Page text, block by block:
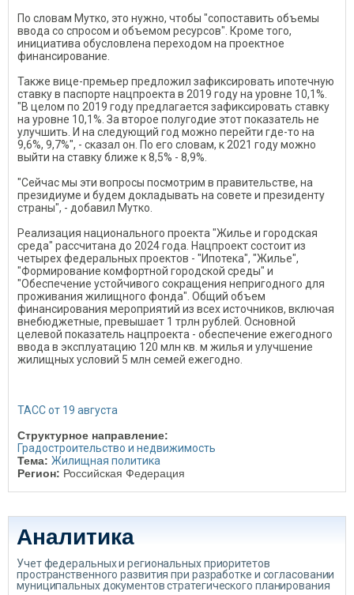
По словам Мутко, это нужно, чтобы "сопоставить объемы
ввода со спросом и объемом ресурсов". Кроме того,
инициатива обусловлена переходом на проектное
финансирование.
Также вице-премьер предложил зафиксировать ипотечную
ставку в паспорте нацпроекта в 2019 году на уровне 10,1%.
"В целом по 2019 году предлагается зафиксировать ставку
на уровне 10,1%. За второе полугодие этот показатель не
улучшить. И на следующий год можно перейти где-то на
9,6%, 9,7%", - сказал он. По его словам, к 2021 году можно
выйти на ставку ближе к 8,5% - 8,9%.
"Сейчас мы эти вопросы посмотрим в правительстве, на
президиуме и будем докладывать на совете и президенту
страны", - добавил Мутко.
Реализация национального проекта "Жилье и городская
среда" рассчитана до 2024 года. Нацпроект состоит из
четырех федеральных проектов - "Ипотека", "Жилье",
"Формирование комфортной городской среды" и
"Обеспечение устойчивого сокращения непригодного для
проживания жилищного фонда". Общий объем
финансирования мероприятий из всех источников, включая
внебюджетные, превышает 1 трлн рублей. Основной
целевой показатель нацпроекта - обеспечение ежегодного
ввода в эксплуатацию 120 млн кв. м жилья и улучшение
жилищных условий 5 млн семей ежегодно.
ТАСС от 19 августа
Структурное направление:
Градостроительство и недвижимость
Тема: Жилищная политика
Регион: Российская Федерация
Аналитика
Учет федеральных и региональных приоритетов
пространственного развития при разработке и согласовании
муниципальных документов стратегического планирования